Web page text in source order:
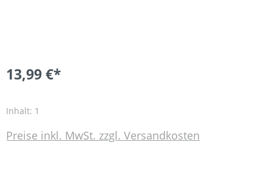
13,99 €*
Inhalt: 1
Preise inkl. MwSt. zzgl. Versandkosten